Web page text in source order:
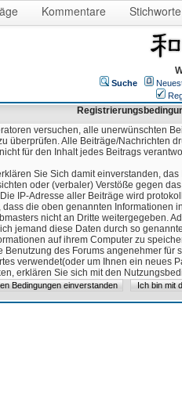
Kommentare Stichworte
Suche
versuchen, alle unerwünschten
überprüfen. Alle Beiträge/Nachrichten
für den Inhalt jedes Beitrags
Sie Sich damit einverstanden,
oder (verbaler) Verstöße gegen
IP-Adresse aller Beiträge wird
die oben genannten Informationen
nicht an Dritte weitergegeben.
jemand diese Daten durch so
auf ihrem Computer zu
Benutzung des Forums angenehmer
verwendet(oder um Ihnen ein neues
erklären Sie sich mit den